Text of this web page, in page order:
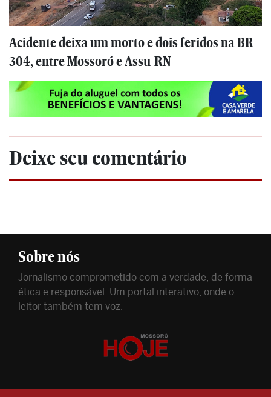
Acidente deixa um morto e dois feridos na BR
304, entre Mossoró e Assu-RN
Deixe seu comentário
Sobre nós
Jornalismo comprometido com a verdade, de forma
ética e responsável. Um portal interativo, onde o
leitor também tem voz.